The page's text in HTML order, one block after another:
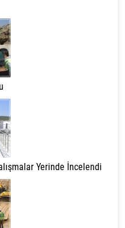
Yerinde İncelendi